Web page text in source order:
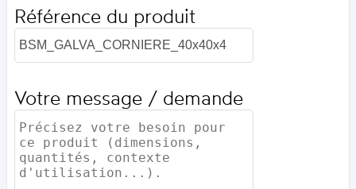
Référence du produit
Votre message / demande